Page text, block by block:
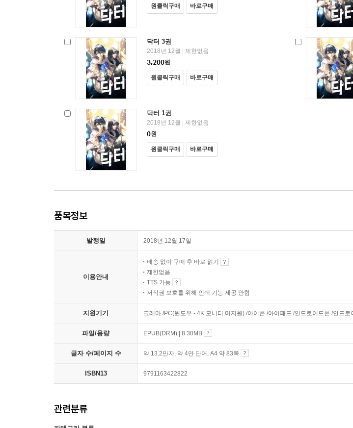
원클릭구매 바로구매
닥터 3권
2018년 12월
제한없음
3,200원
원클릭구매 바로구매
닥터 1권
2018년 12월
제한없음
0원
원클릭구매 바로구매
품목정보
발행일 2018년 12월 17일
이용안내
배송 없이 구매 후 바로 읽기
제한없음
TTS 가능
저작권 보호를 위해 인쇄 기능 제공 안함
지원기기 크레마 /PC(윈도우 - 4K 모니터 미지원) /아이폰 /아이패드 /안드로이드폰 /안드
파일/용량 EPUB(DRM) | 8.30MB
글자 수/페이지 수 약 13.2만자, 약 4만 단어, A4 약 83쪽
ISBN13 9791163422822
관련분류